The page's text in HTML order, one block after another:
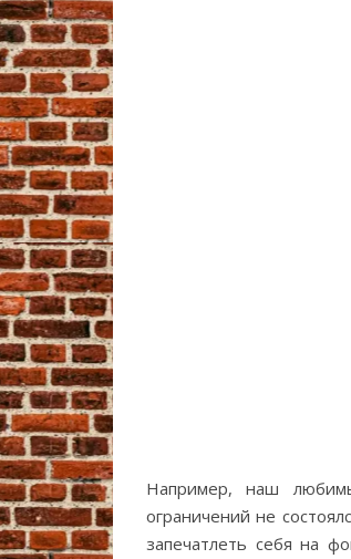
Например, наш
ограничений не
запечатлеть себя на